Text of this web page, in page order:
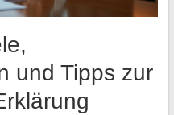
und Tipps zur